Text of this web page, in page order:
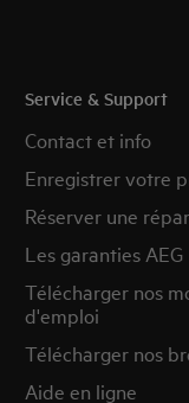
Service & Support
Contact et info
Enregistrer votre
Réserver une
Les garanties AEG
Télécharger nos
d'emploi
Télécharger nos
Aide en ligne